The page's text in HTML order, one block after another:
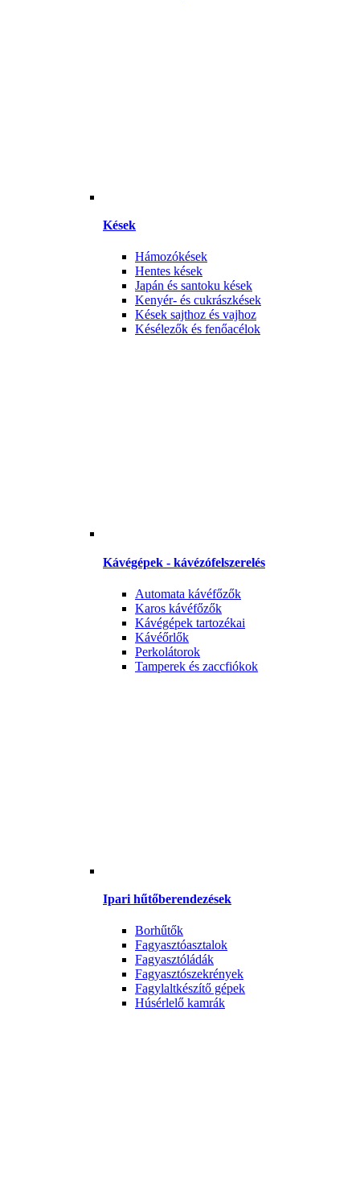
Kések
Hámozókések
Hentes kések
Japán és santoku kések
Kenyér- és cukrászkések
Kések sajthoz és vajhoz
Késélezők és fenőacélok
Kávégépek - kávézófelszerelés
Automata kávéfőzők
Karos kávéfőzők
Kávégépek tartozékai
Kávéőrlők
Perkolátorok
Tamperek és zaccfiókok
Ipari hűtőberendezések
Borhűtők
Fagyasztóasztalok
Fagyasztóládák
Fagyasztószekrények
Fagylaltkészítő gépek
Húsérlelő kamrák